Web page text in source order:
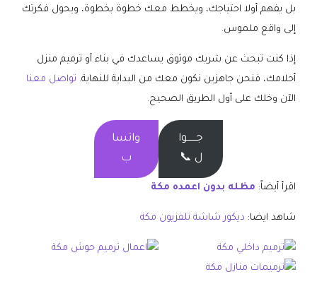
بل يفهم أولا احتياجك، ويخطط معك خطوة بخطوة، ويحول فكرتك
إلى واقع ملموس.
إذا كنت تبحث عن شريك موثوق يساعدك في بناء أو ترميم منزل
أحلامك، فنحن جاهزين نكون معك من البداية للنهاية. تواصل معنا
الآن وخلك على أول الطريق الصحيح.
جــــــوا
ل 📞
واتسا
ب
اقرأ أيضاً: مظله بدون اعمده مكة
شاهد ايضا: ديكور شاشة تلفزيون مكة